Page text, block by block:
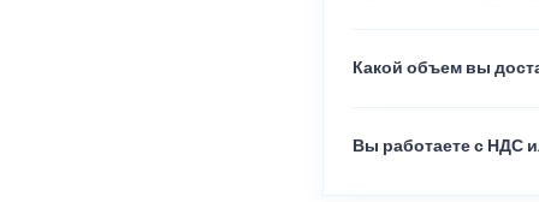
Какой объем вы
Вы работаете с НДС